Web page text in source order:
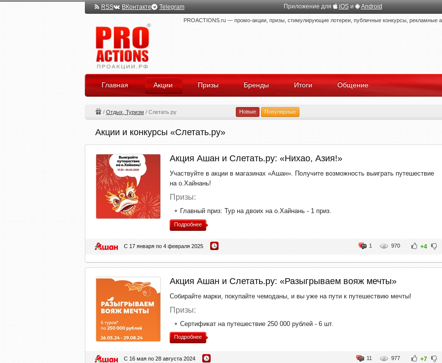
RSS ВКонтакте Telegram Приложение для iOSи Android
PROACTIONS.ru — промо-акции, призы, стимулирующие лотереи, публичные конкурсы, рекламные
Главная Акции Призы Бренды Итоги Общение
Новые Популярные
/ Отдых, Туризм / Слетать.ру
Акции и конкурсы «Слетать.ру»
Акция Ашан и Слетать.ру: «Нихао, Азия!»
Участвуйте в акции в магазинах «Ашан». Получите возможность выиграть путешествие
на о.Хайнань!
Призы:
Главный приз: Тур на двоих на о.Хайнань - 1 приз.
Подробнее
С 17 января по 4 февраля 2025 +4
970
1
Акция Ашан и Слетать.ру: «Разыгрываем вояж мечты»
Собирайте марки, покупайте чемоданы, и вы уже на пути к путешествию мечты!
Призы:
Сертификат на путешествие 250 000 рублей - 6 шт.
Подробнее
С 16 мая по 28 августа 2024 +7
977
11